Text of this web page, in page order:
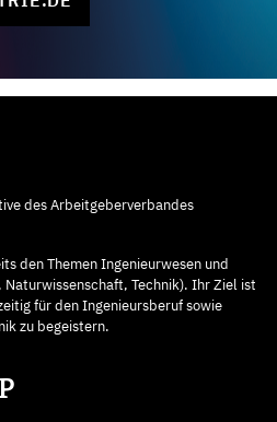
des Arbeitgeberverbandes
den Themen Ingenieurwesen und
Technik). Ihr Ziel ist
für den Ingenieursberuf sowie
zu begeistern.